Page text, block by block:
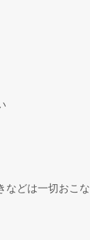
などは一切おこな